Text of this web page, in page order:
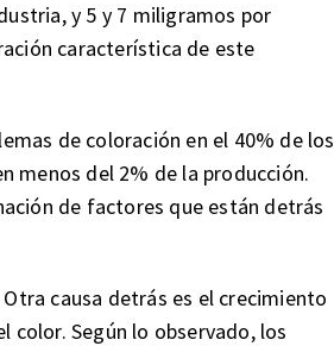
y 5 y 7 miligramos por
característica de este
de coloración en el 40% de los
menos del 2% de la producción.
de factores que están detrás
causa detrás es el crecimiento
color. Según lo observado, los